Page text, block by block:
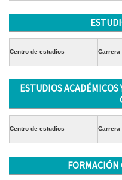
Centro de estudios Carrera
ESTUDIOS
Centro de estudios Carrera